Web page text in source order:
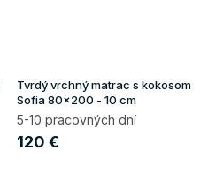
Tvrdý vrchný matrac s kokosom
Sofia 80x200 - 10 cm
5-10 pracovných dní
120 €